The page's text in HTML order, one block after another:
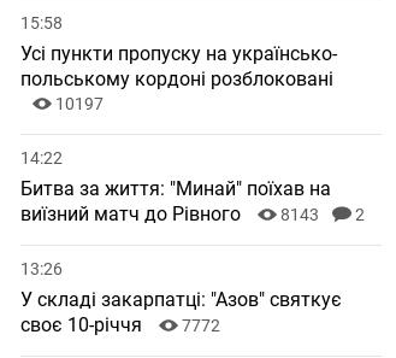
15:58
Усі пункти пропуску на українсько-
польському кордоні розблоковані
10197
14:22
Битва за життя: "Минай" поїхав на
виїзний матч до Рівного
8143 2
13:26
У складі закарпатці: "Азов" святкує
своє 10-річчя
7772